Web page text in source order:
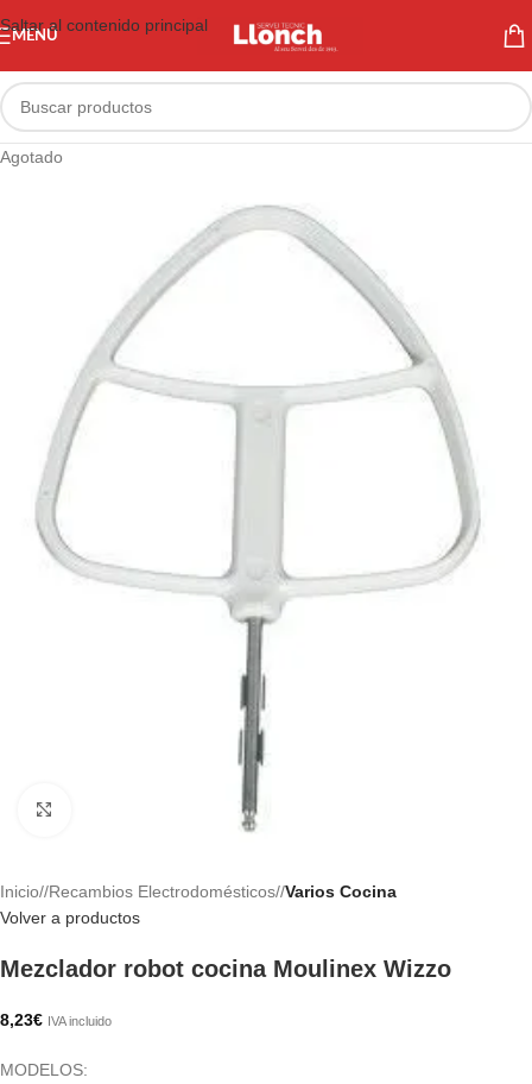
Saltar al contenido principal
MENÚ
Agotado
Inicio/ Recambios Electrodomésticos/ Varios Cocina
Volver a productos
Mezclador robot cocina Moulinex Wizzo
8,23€ IVA incluido
MODELOS: